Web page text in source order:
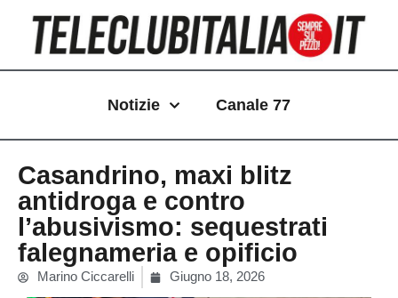
contenuto
Notizie Canale 77
Casandrino, maxi blitz
antidroga e contro
l’abusivismo: sequestrati
falegnameria e opificio
Marino Ciccarelli Giugno 18, 2026